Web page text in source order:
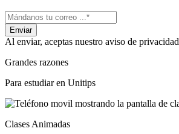
Al enviar, aceptas nuestro aviso de privacidad
Grandes razones
Para estudiar en Unitips
Clases Animadas